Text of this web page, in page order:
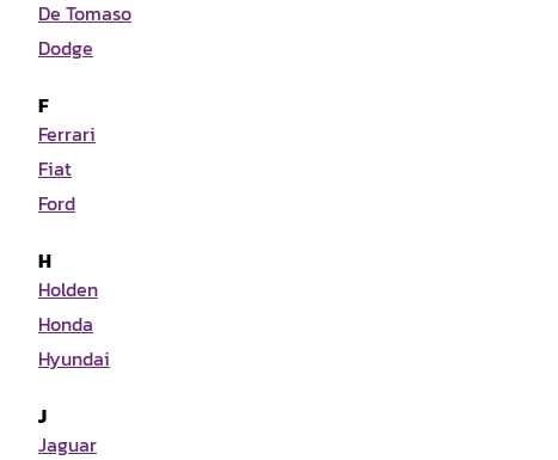
De Tomaso
Dodge
F
Ferrari
Fiat
Ford
H
Holden
Honda
Hyundai
J
Jaguar